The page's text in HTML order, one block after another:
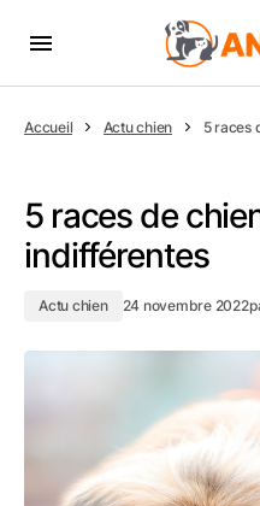
Accueil Actu chien 5 races
5 races de
indifférentes
Actu chien 24 novembre 2022